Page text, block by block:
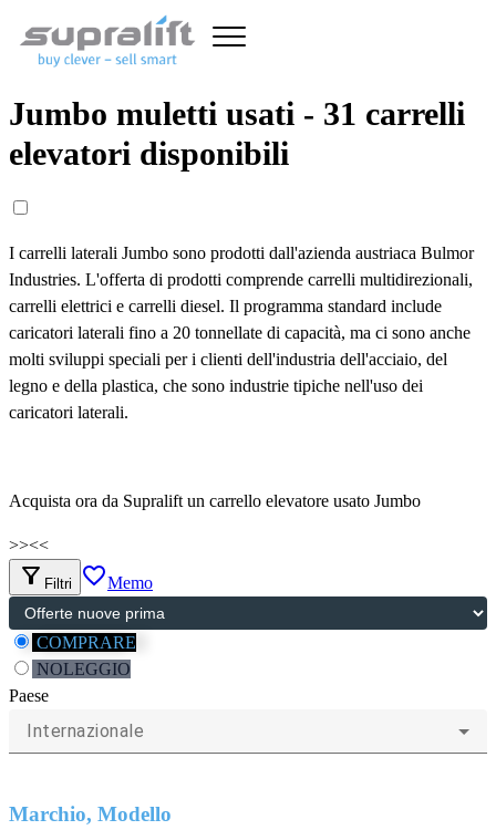
Jumbo muletti usati - 31 carrelli
elevatori disponibili
I carrelli laterali Jumbo sono prodotti dall'azienda austriaca Bulmor
Industries. L'offerta di prodotti comprende carrelli multidirezionali,
carrelli elettrici e carrelli diesel. Il programma standard include
caricatori laterali fino a 20 tonnellate di capacità, ma ci sono anche
molti sviluppi speciali per i clienti dell'industria dell'acciaio, del
legno e della plastica, che sono industrie tipiche nell'uso dei
caricatori laterali.
Acquista ora da Supralift un carrello elevatore usato Jumbo
>><<
filter_alt Filtri favorite_borderMemo
COMPRARE
NOLEGGIO
Paese
Internazionale
Marchio, Modello